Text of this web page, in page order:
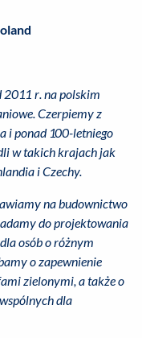
2011 r. na polskim
Czerpiemy z
i ponad 100-letniego
w takich krajach jak
i Czechy.
na budownictwo
do projektowania
osób o różnym
o zapewnienie
zielonymi, a także o
dla